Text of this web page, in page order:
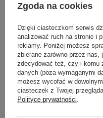
Torriden - Dive-In For
Emulsja
Zgoda na cookies
Dzięki ciasteczkom serwis
analizować ruch na stronie i
reklamy. Poniżej możesz
zbierane zarówno przez nas,
zdecydować też, czy i komu
danych (poza wymaganymi
możesz wycofać w
ciasteczek z Twojej
Polityce prywatności